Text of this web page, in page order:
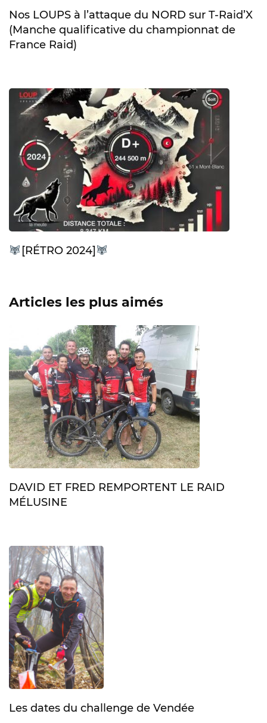
Nos LOUPS à l’attaque du NORD sur T-Raid’X
(Manche qualificative du championnat de
France Raid)
[RÉTRO 2024]
Articles les plus aimés
DAVID ET FRED REMPORTENT LE RAID
MÉLUSINE
Les dates du challenge de Vendée